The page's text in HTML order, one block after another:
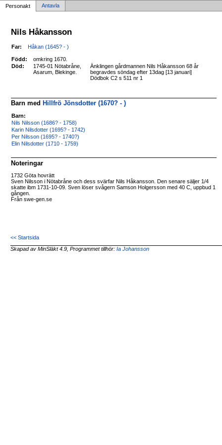
Personakt Antavla
Nils Håkansson
Far: Håkan (1645? - )
Född:
omkring 1670.
Död:
1745-01 Nötabråne,
Asarum, Blekinge.
Änklingen gårdmannen Nils Håkansson 68 år
begravdes söndag efter 13dag [13 januari]
Dödbok C2 s 511 nr 1
Barn med Hillfrö Jönsdotter (1670? - )
Barn:
Nils Nilsson (1686? - 1758)
Karin Nilsdotter (1695? - 1742)
Per Nilsson (1695? - 1740?)
Elin Nilsdotter (1710 - 1759)
Noteringar
1732 Göta hovrätt
Sven Nilsson i Nötabråne och dess svärfar Nils Håkansson. Den senare säljer 1/4
skatte ibm 1731-10-09. Sven löser svågern Samson Holgersson med 40 C, uppbud 1
gången.
Från swe-gen.se
<< Startsida
Skapad av MinSläkt 4.9, Programmet tillhör:Ia Johansson